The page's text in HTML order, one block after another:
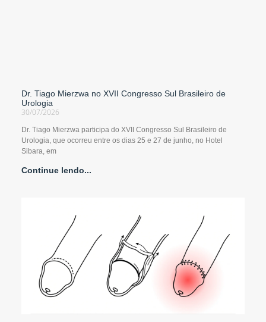
Dr. Tiago Mierzwa no XVII Congresso Sul Brasileiro de
Urologia
30/07/2026
Dr. Tiago Mierzwa participa do XVII Congresso Sul Brasileiro de
Urologia, que ocorreu entre os dias 25 e 27 de junho, no Hotel
Sibara, em
Continue lendo...